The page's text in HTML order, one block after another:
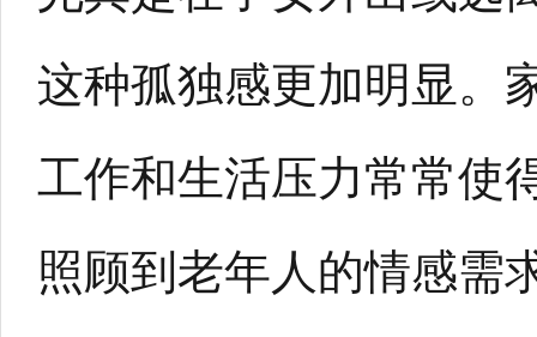
这种孤独感更加明显。
工作和生活压力常常使
照顾到老年人的情感需